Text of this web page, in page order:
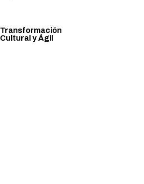
Transformación
Cultural y Ágil